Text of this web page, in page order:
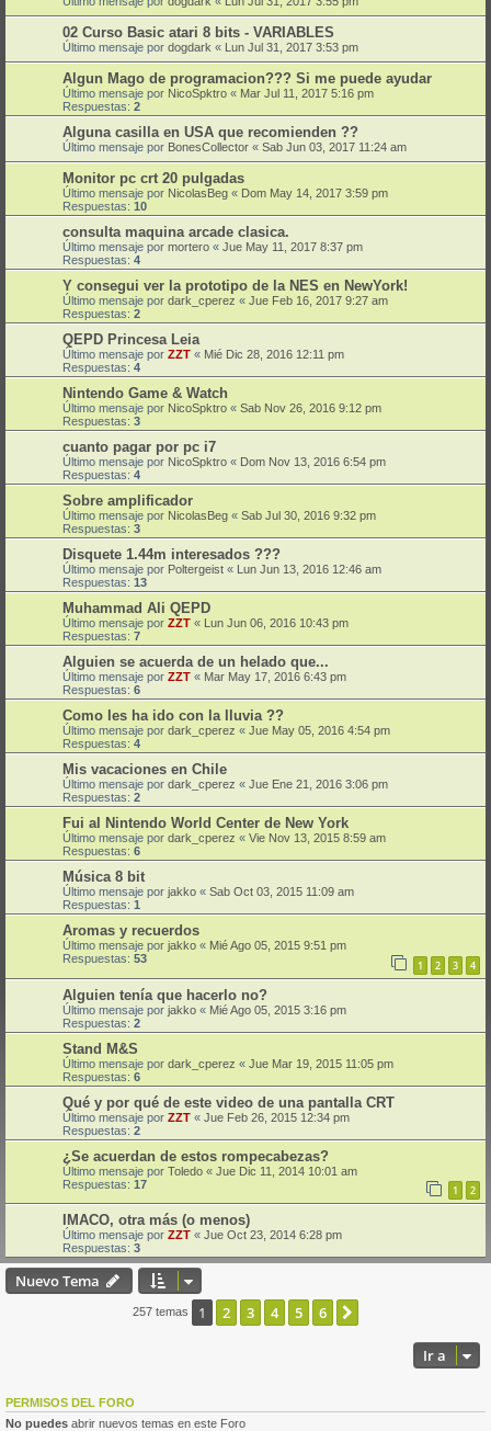
02 Curso Basic atari 8 bits - VARIABLES
Último mensaje por dogdark « Lun Jul 31, 2017 3:53 pm
Algun Mago de programacion??? Si me puede ayudar
Último mensaje por NicoSpktro « Mar Jul 11, 2017 5:16 pm
Respuestas: 2
Alguna casilla en USA que recomienden ??
Último mensaje por BonesCollector « Sab Jun 03, 2017 11:24 am
Monitor pc crt 20 pulgadas
Último mensaje por NicolasBeg « Dom May 14, 2017 3:59 pm
Respuestas: 10
consulta maquina arcade clasica.
Último mensaje por mortero « Jue May 11, 2017 8:37 pm
Respuestas: 4
Y consegui ver la prototipo de la NES en NewYork!
Último mensaje por dark_cperez « Jue Feb 16, 2017 9:27 am
Respuestas: 2
QEPD Princesa Leia
Último mensaje por ZZT « Mié Dic 28, 2016 12:11 pm
Respuestas: 4
Nintendo Game & Watch
Último mensaje por NicoSpktro « Sab Nov 26, 2016 9:12 pm
Respuestas: 3
cuanto pagar por pc i7
Último mensaje por NicoSpktro « Dom Nov 13, 2016 6:54 pm
Respuestas: 4
Sobre amplificador
Último mensaje por NicolasBeg « Sab Jul 30, 2016 9:32 pm
Respuestas: 3
Disquete 1.44m interesados ???
Último mensaje por Poltergeist «
Lun Jun 13, 2016 12:46 am
Respuestas: 13
Muhammad Ali QEPD
Último mensaje por ZZT «
Lun Jun 06, 2016 10:43 pm
Respuestas: 7
Alguien se acuerda de un helado que...
Último mensaje por ZZT « Mar May 17, 2016 6:43 pm
Respuestas: 6
Como les ha ido con la lluvia ??
Último mensaje por dark_cperez « Jue May 05, 2016 4:54 pm
Respuestas: 4
Mis vacaciones en Chile
Último mensaje por dark_cperez « Jue Ene 21, 2016 3:06 pm
Respuestas: 2
Fui al Nintendo World Center de New York
Último mensaje por dark_cperez « Vie Nov 13, 2015 8:59 am
Respuestas: 6
Música 8 bit
Último mensaje por jakko « Sab Oct 03, 2015 11:09 am
Respuestas: 1
Aromas y recuerdos
Último mensaje por jakko « Mié Ago 05, 2015 9:51 pm
Respuestas: 53 1 2 3 4
Alguien tenía que hacerlo no?
Último mensaje por jakko « Mié Ago 05, 2015 3:16 pm
Respuestas: 2
Stand M&S
Último mensaje por dark_cperez « Jue Mar 19, 2015 11:05 pm
Respuestas: 6
Qué y por qué de este video de una pantalla CRT
Último mensaje por ZZT « Jue Feb 26, 2015 12:34 pm
Respuestas: 2
¿Se acuerdan de estos rompecabezas?
Último mensaje por Toledo « Jue Dic 11, 2014 10:01 am
Respuestas: 17 1 2
IMACO, otra más (o menos)
Último mensaje por ZZT « Jue Oct 23, 2014 6:28 pm
Respuestas: 3
Nuevo Tema
257 temas 1 2 3 4 5 6
Ir a
PERMISOS DEL FORO
No puedes abrir nuevos temas en este Foro